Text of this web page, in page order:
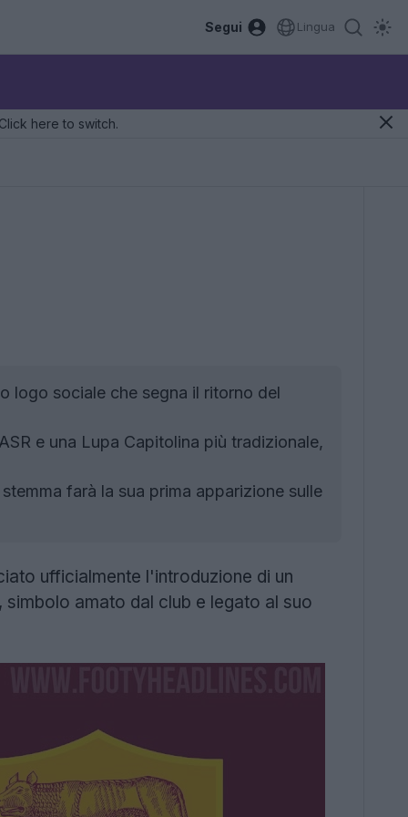
Segui Lingua
here to switch.
logo sociale che segna il ritorno del
e una Lupa Capitolina più tradizionale,
farà la sua prima apparizione sulle
ufficialmente l'introduzione di un
amato dal club e legato al suo